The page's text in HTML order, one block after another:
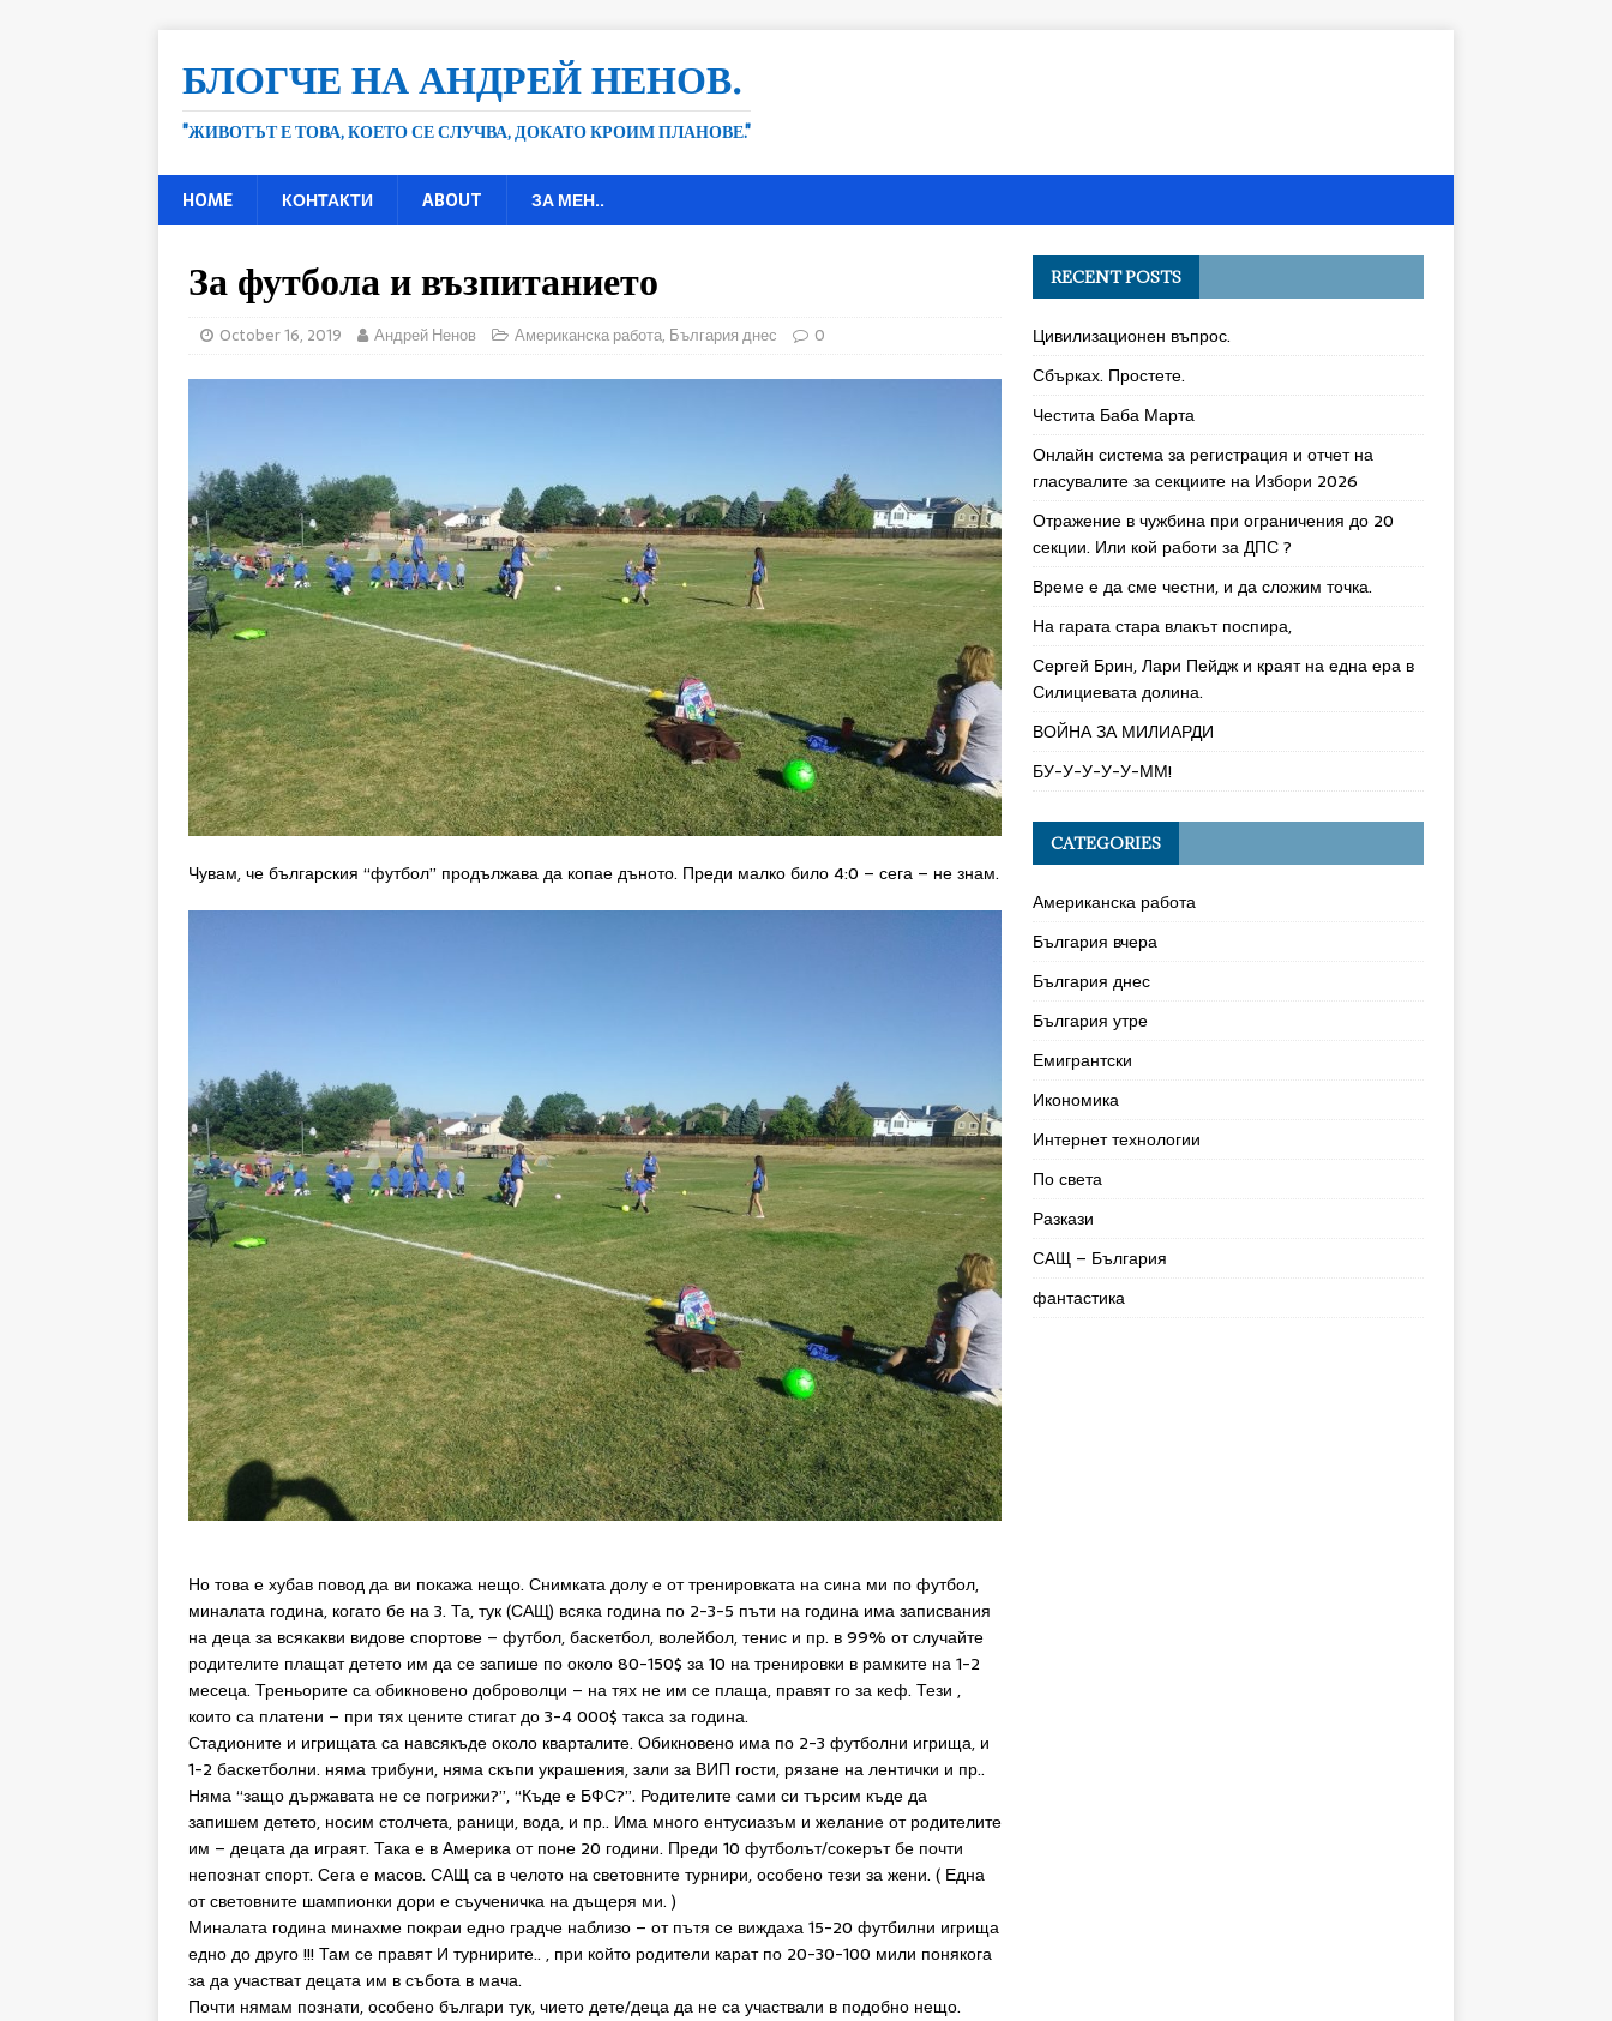
БЛОГЧЕ НА АНДРЕЙ НЕНОВ.
"ЖИВОТЪТ Е ТОВА, КОЕТО СЕ СЛУЧВА, ДОКАТО КРОИМ ПЛАНОВЕ."
HOME КОНТАКТИ ABOUT ЗА МЕН..
За футбола и възпитанието
October 16, 2019 Андрей Ненов Американска работа, България днес 0
Чувам, че българския “футбол” продължава да копае дъното. Преди малко било 4:0 – сега – не знам.
Но това е хубав повод да ви покажа нещо. Снимката долу е от тренировката на сина ми по футбол,
миналата година, когато бе на 3. Та, тук (САЩ) всяка година по 2-3-5 пъти на година има записвания
на деца за всякакви видове спортове – футбол, баскетбол, волейбол, тенис и пр. в 99% от случайте
родителите плащат детето им да се запише по около 80-150$ за 10 на тренировки в рамките на 1-2
месеца. Треньорите са обикновено доброволци – на тях не им се плаща, правят го за кеф. Тези ,
които са платени – при тях цените стигат до 3-4 000$ такса за година.
Стадионите и игрищата са навсякъде около кварталите. Обикновено има по 2-3 футболни игрища, и
1-2 баскетболни. няма трибуни, няма скъпи украшения, зали за ВИП гости, рязане на лентички и пр..
Няма “защо държавата не се погрижи?”, “Къде е БФС?”. Родителите сами си търсим къде да
запишем детето, носим столчета, раници, вода, и пр.. Има много ентусиазъм и желание от родителите
им – децата да играят. Така е в Америка от поне 20 години. Преди 10 футболът/сокерът бе почти
непознат спорт. Сега е масов. САЩ са в челото на световните турнири, особено тези за жени. ( Една
от световните шампионки дори е съученичка на дъщеря ми. )
Миналата година минахме покраи едно градче наблизо – от пътя се виждаха 15-20 футбилни игрища
едно до друго !!! Там се правят И турнирите.. , при който родители карат по 20-30-100 мили понякога
за да участват децата им в събота в мача.
Почти нямам познати, особено българи тук, чието дете/деца да не са участвали в подобно нещо.
RECENT POSTS
Цивилизационен въпрос.
Сбърках. Простете.
Честита Баба Марта
Онлайн система за регистрация и отчет на
гласувалите за секциите на Избори 2026
Отражение в чужбина при ограничения до 20
секции. Или кой работи за ДПС ?
Време е да сме честни, и да сложим точка.
На гарата стара влакът поспира,
Сергей Брин, Лари Пейдж и краят на една ера в
Силициевата долина.
ВОЙНА ЗА МИЛИАРДИ
БУ-У-У-У-У-ММ!
CATEGORIES
Американска работа
България вчера
България днес
България утре
Емигрантски
Икономика
Интернет технологии
По света
Разкази
САЩ – България
фантастика